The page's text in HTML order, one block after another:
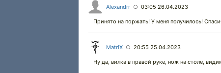
Alexandrr ○ 03:05 26.04.2023
Принято на поржать! У меня получилось!
MatriX ○ 20:55 25.04.2023
Ну да, вилка в правой руке, нож на столе,